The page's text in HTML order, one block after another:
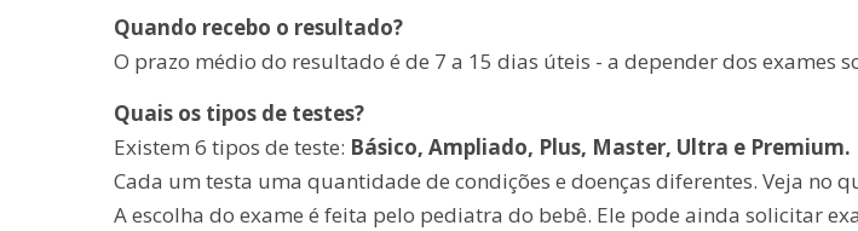
Quando recebo o resultado?
O prazo médio do resultado é de 7 a 15 dias úteis - a depender dos exames
Quais os tipos de testes?
Existem 6 tipos de teste: Básico, Ampliado, Plus, Master, Ultra e Premium.
Cada um testa uma quantidade de condições e doenças diferentes. Veja no
A escolha do exame é feita pelo pediatra do bebê. Ele pode ainda solicitar